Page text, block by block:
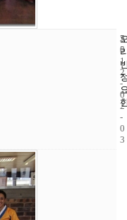
5
5
2
0
1
2
-
0
2
-
0
3